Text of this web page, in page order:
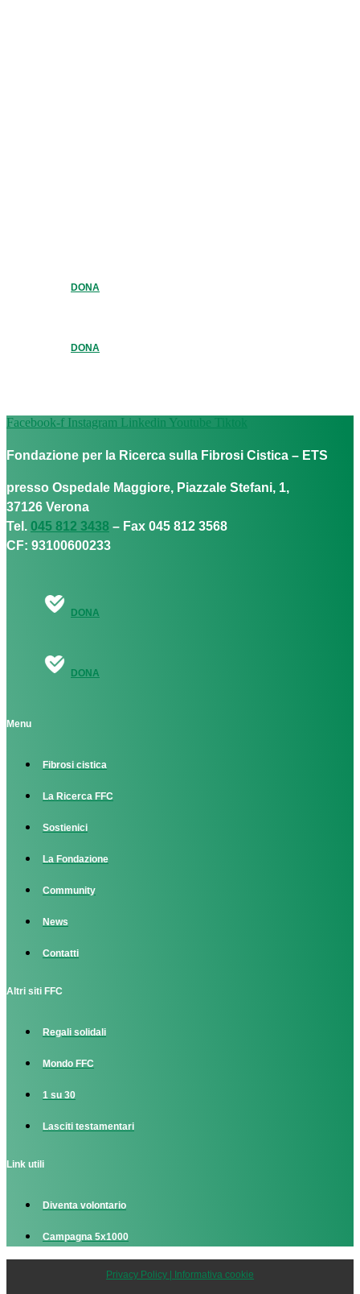
DONA
DONA
Facebook-f Instagram Linkedin Youtube Tiktok
Fondazione per la Ricerca sulla Fibrosi Cistica – ETS
presso Ospedale Maggiore, Piazzale Stefani, 1,
37126 Verona
Tel. 045 812 3438 – Fax 045 812 3568
CF: 93100600233
DONA
DONA
Menu
Fibrosi cistica
La Ricerca FFC
Sostienici
La Fondazione
Community
News
Contatti
Altri siti FFC
Regali solidali
Mondo FFC
1 su 30
Lasciti testamentari
Link utili
Diventa volontario
Campagna 5x1000
Privacy Policy | Informativa cookie